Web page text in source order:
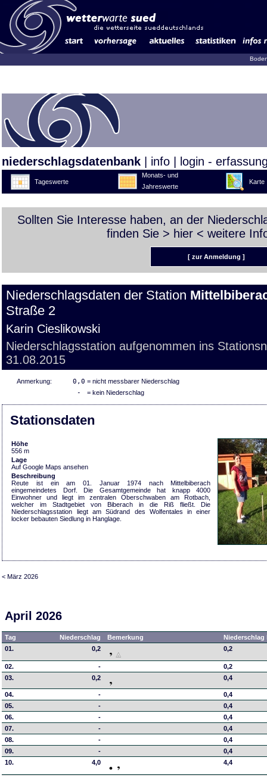
niederschlagsdatenbank info login -
Tageswerte
Monats- und
Jahreswerte
Karte
Sollten Sie Interesse haben, an der
finden Sie > hier < weitere
[ zur Anmeldung ]
Niederschlagsdaten der Station
Straße 2
Karin Cieslikowski
Niederschlagsstation aufgenommen ins
31.08.2015
Anmerkung: 0,0 = nicht messbarer Niederschlag
- = kein Niederschlag
Stationsdaten
Höhe
556 m
Lage
Auf Google Maps ansehen
Beschreibung
Reute ist ein am 01. Januar 1974 nach Mittelbiberach
eingemeindetes Dorf. Die Gesamtgemeinde hat knapp 4000
Einwohner und liegt im zentralen Oberschwaben am Rotbach,
welcher im Stadtgebiet von Biberach in die Riß fließt. Die
Niederschlagsstation liegt am Südrand des Wolfentales in einer
locker bebauten Siedlung in Hanglage.
< März 2026
April 2026
Tag Niederschlag Bemerkung
01.
0,2 0,2
02. -
0,2
03.
0,2 0,4
04. -
0,4
05.
-
0,4
06.
-
0,4
07.
-
0,4
08.
-
0,4
09.
-
0,4
10.
4,0 4,4